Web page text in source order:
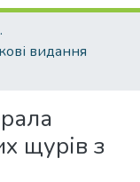
виховання
видання
щурів з